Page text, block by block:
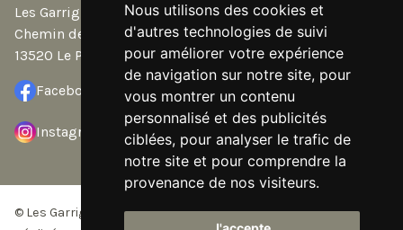
Nous utilisons des cookies et
d'autres technologies de suivi
pour améliorer votre expérience
de navigation sur notre site, pour
vous montrer un contenu
personnalisé et des publicités
ciblées, pour analyser le trafic de
notre site et pour comprendre la
provenance de nos visiteurs.
Les Garrigues de la Vallée des Baux -
Chemin de Saint Eloi
13520 Le Paradou
Facebook
Instagram
© Les Garrigues de la Vallée des Baux - Tous droits réservés -